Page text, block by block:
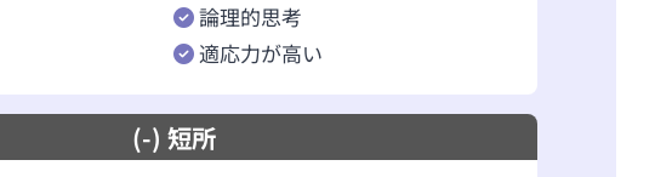
論理的思考
適応力が高い
(-) 短所